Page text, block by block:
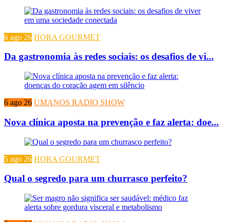
6 ago 26 HORA GOURMET
Da gastronomia às redes sociais: os desafios de vi...
6 ago 26 UMANOS RADIO SHOW
Nova clínica aposta na prevenção e faz alerta: doe...
5 ago 26 HORA GOURMET
Qual o segredo para um churrasco perfeito?